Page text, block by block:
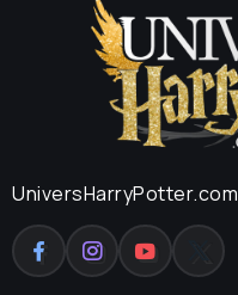
UniversHarryPotter.com